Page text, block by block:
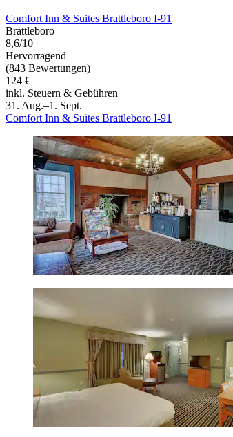
Comfort Inn & Suites Brattleboro I-91
Brattleboro
8,6/10
Hervorragend
(843 Bewertungen)
124 €
inkl. Steuern & Gebühren
31. Aug.–1. Sept.
Comfort Inn & Suites Brattleboro I-91